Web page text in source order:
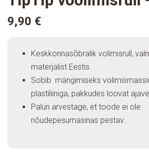
9,90 €
Keskkonnasõbralik volimisrull,
materjalist Eestis.
Sobib mängimiseks
plastiliiniga, pakkudes loovat
Palun arvestage, et toode ei ole
nõudepesumasinas pestav.